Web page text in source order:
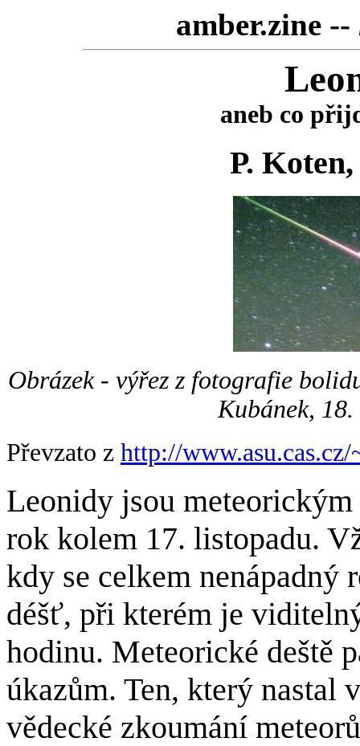
amber.zine --
aneb co
P.
Obrázek - výřez z fotografie
Kubánek,
Převzato z http://
Leonidy jsou
rok kolem 17. listopadu.
kdy se celkem nenápadný
déšť, při kterém je
hodinu. Meteorické deště
úkazům. Ten, který nastal
vědecké zkoumání